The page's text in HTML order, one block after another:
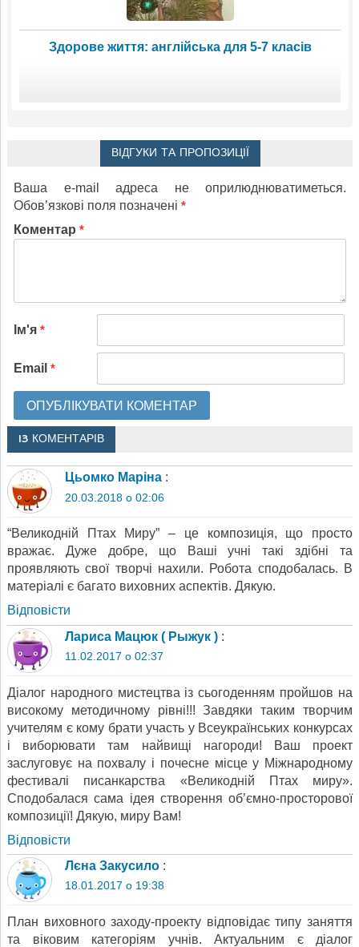
Здорове життя: англійська для 5-7 класів
ВІДГУКИ ТА ПРОПОЗИЦІЇ
Ваша e-mail адреса не оприлюднюватиметься.
Обов’язкові поля позначені *
Коментар *
Ім'я *
Email *
13 КОМЕНТАРІВ
Цьомко Маріна :
20.03.2018 о 02:06
“Великодній Птах Миру” – це композиція, що просто
вражає. Дуже добре, що Ваші учні такі здібні та
проявляють свої творчі нахили. Робота сподобалась. В
матеріалі є багато виховних аспектів. Дякую.
Відповіcти
Лариса Мацюк ( Рыжук ) :
11.02.2017 о 02:37
Діалог народного мистецтва із сьогоденням пройшов на
високому методичному рівні!!! Завдяки таким творчим
учителям є кому брати участь у Всеукраїнських конкурсах
і виборювати там найвищі нагороди! Ваш проект
заслуговує на похвалу і почесне місце у Міжнародному
фестивалі писанкарства «Великодній Птах миру».
Сподобалася сама ідея створення об’ємно-просторової
композиції! Дякую, миру Вам!
Відповіcти
Лєна Закусило :
18.01.2017 о 19:38
План виховного заходу-проекту відповідає типу заняття
та віковим категоріям учнів. Актуальним є діалог